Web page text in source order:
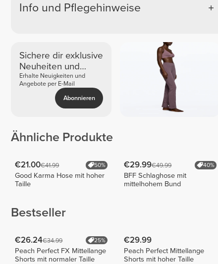
Info und Pflegehinweise
Sichere dir exklusive
Neuheiten und
Angebote
Erhalte Neuigkeiten und
Angebote per E-Mail
Abonnieren
Ähnliche Produkte
€21.00€41.99 50%
Good Karma Hose mit hoher
Taille
€29.99€49.99 40%
BFF Schlaghose mit
mittelhohem Bund
Bestseller
€26.24€34.99 25%
Peach Perfect FX Mittellange
Shorts mit normaler Taille
€29.99
Peach Perfect Mittellange
Shorts mit hoher Taille